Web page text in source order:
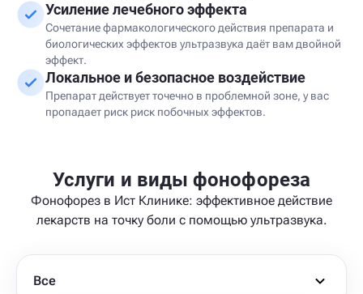
Усиление лечебного эффекта
Сочетание фармакологического действия препарата и
биологических эффектов ультразвука даёт вам двойной
эффект.
Локальное и безопасное воздействие
Препарат действует точечно в проблемной зоне, у вас
пропадает риск риск побочных эффектов.
Услуги и виды фонофореза
Фонофорез в Ист Клинике: эффективное действие
лекарств на точку боли с помощью ультразвука.
Все